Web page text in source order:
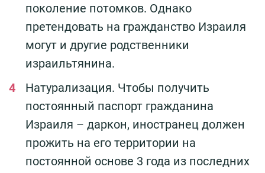
поколение потомков. Однако
претендовать на гражданство Израиля
могут и другие родственники
израильтянина.
Натурализация. Чтобы получить
постоянный паспорт гражданина
Израиля – даркон, иностранец должен
прожить на его территории на
постоянной основе 3 года из последних